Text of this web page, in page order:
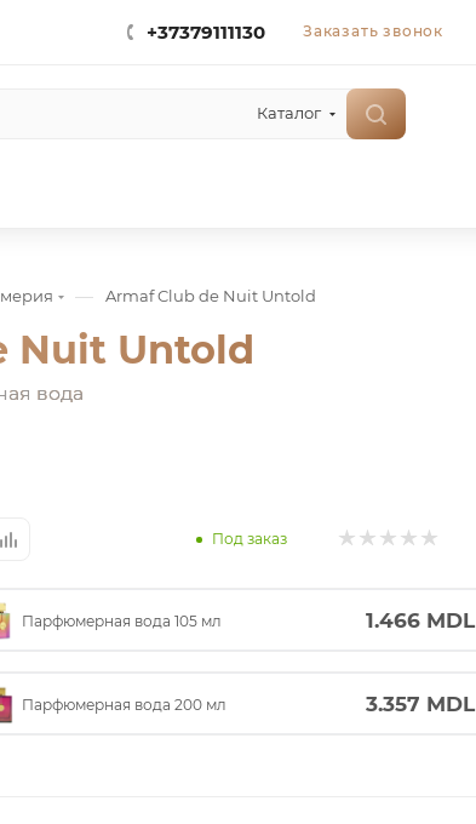
+37379111130 Заказать звонок
Каталог
— Armaf Club de Nuit Untold
Nuit Untold
вода
Под заказ
Парфюмерная вода 105 мл 1.466 MDL
Парфюмерная вода 200 мл 3.357 MDL